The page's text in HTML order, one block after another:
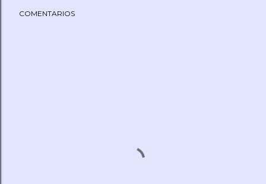
COMENTARIOS